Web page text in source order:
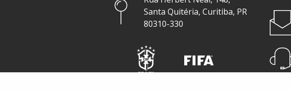
Santa Quitéria, Curitiba, PR
80310-330